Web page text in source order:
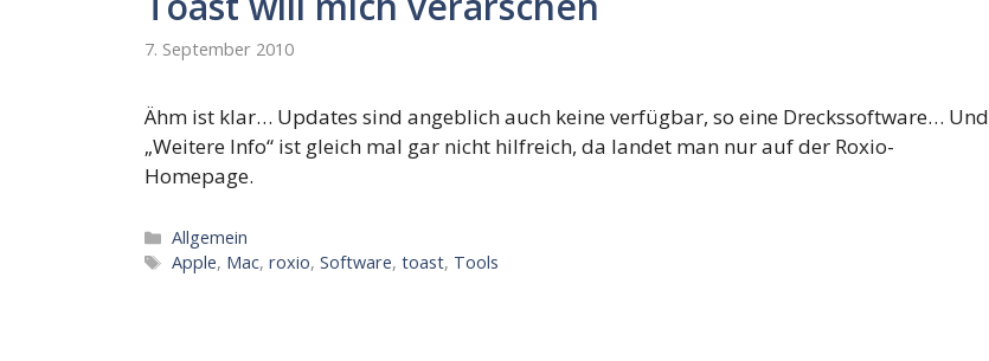
7. September 2010
Ähm ist klar… Updates sind angeblich auch keine verfügbar, so eine Dreckssoftware… Und
„Weitere Info“ ist gleich mal gar nicht hilfreich, da landet man nur auf der Roxio-
Homepage.
Kategorien
Allgemein
Schlagwörter
Apple, Mac,roxio,Software,toast, Tools